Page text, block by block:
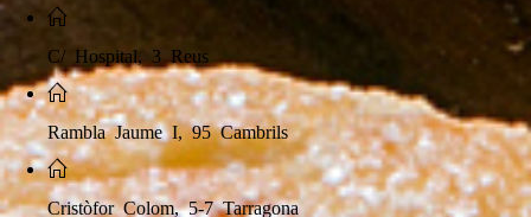
C/ Hospital, 3 Reus
Rambla Jaume I, 95 Cambrils
Cristòfor Colom, 5-7 Tarragona